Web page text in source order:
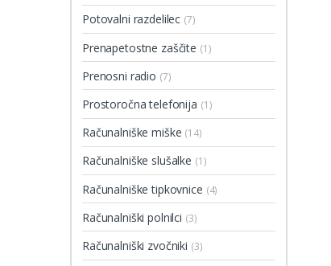
Potovalni razdelilec (7)
Prenapetostne zaščite (1)
Prenosni radio (7)
Prostoročna telefonija (1)
Računalniške miške (14)
Računalniške slušalke (1)
Računalniške tipkovnice (4)
Računalniški polnilci (3)
Računalniški zvočniki (3)